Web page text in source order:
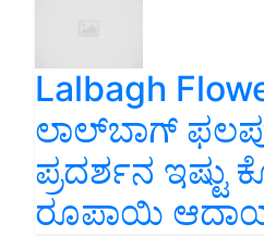
Lalbagh
ಲಾಲ್‌ಬಾಗ್
ಪ್ರದರ್ಶನ ಇಷ್ಟು
ರೂಪಾಯಿ